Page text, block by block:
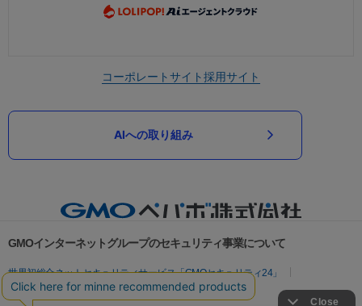
コーポレートサイト採用サイト
AIへの取り組み
GMOインターネットグループのセキュリティ事業について
世界初総合ネットセキュリティサービス「GMOセキュリティ24」
パスワード漏洩診断
Webサイトリスク診断